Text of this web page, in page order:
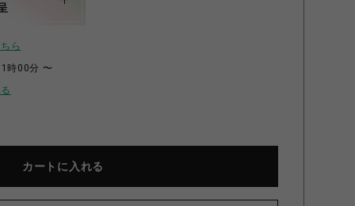
ら
時00分 〜
カートに入れる